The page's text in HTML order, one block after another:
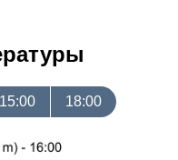
15:00 18:00